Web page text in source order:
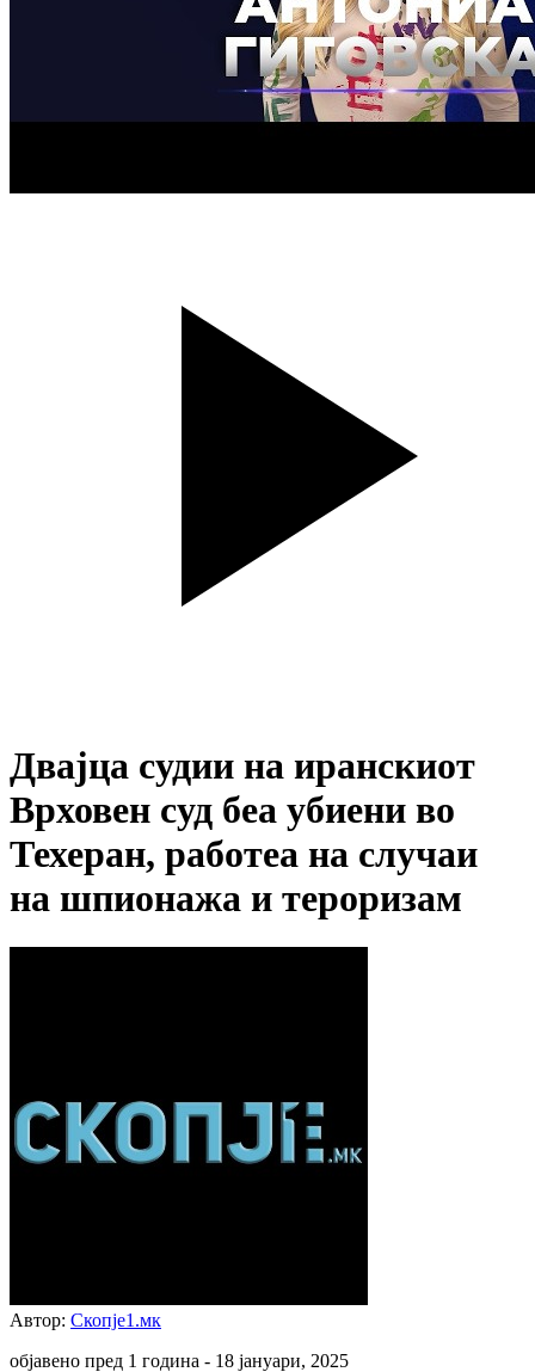
Двајца судии на иранскиот
Врховен суд беа убиени во
Техеран, работеа на случаи
на шпионажа и тероризам
Автор: Скопје1.мк
објавено пред 1 година - 18 јануари, 2025